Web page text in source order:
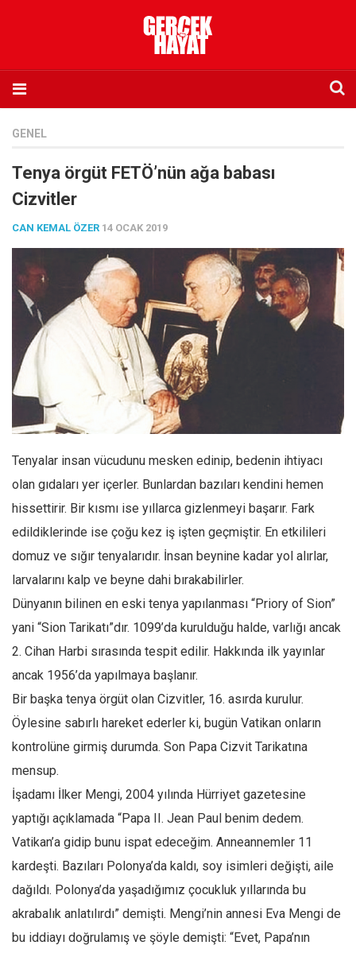
Künye
İletişim
Abone olmak istiyorum
Satış noktası listesi
Eksik sayıların temini
Sosyal Medya
Twitter
Facebook
Instagram
Kemal Özer
Mahmut Toptaş
Yvonne Ridley
Barış Tarımcıoğlu
Ömer Kayani
Yusuf Armağan
Hasanali Yıldırım
Leyla Şerif Emin
Selçuk Türkyılmaz
Amina S. Jenenkovic
Bağdagül Öz
Esra Elönü
» Yazar arşivi
Bu Sayı
GENEL
Tenya örgüt FETÖ’nün ağa babası
Cizvitler
CAN KEMAL ÖZER 14 OCAK 2019
Tenyalar insan vücudunu mesken edinip, bedenin ihtiyacı
olan gıdaları yer içerler. Bunlardan bazıları kendini hemen
hissettirir. Bir kısmı ise yıllarca gizlenmeyi başarır. Fark
edildiklerinde ise çoğu kez iş işten geçmiştir. En etkilileri
domuz ve sığır tenyalarıdır. İnsan beynine kadar yol alırlar,
larvalarını kalp ve beyne dahi bırakabilirler.
Dünyanın bilinen en eski tenya yapılanması “Priory of Sion”
yani “Sion Tarikatı”dır. 1099’da kurulduğu halde, varlığı ancak
2. Cihan Harbi sırasında tespit edilir. Hakkında ilk yayınlar
ancak 1956’da yapılmaya başlanır.
Bir başka tenya örgüt olan Cizvitler, 16. asırda kurulur.
Öylesine sabırlı hareket ederler ki, bugün Vatikan onların
kontrolüne girmiş durumda. Son Papa Cizvit Tarikatına
mensup.
İşadamı İlker Mengi, 2004 yılında Hürriyet gazetesine
yaptığı açıklamada “Papa II. Jean Paul benim dedem.
Vatikan’a gidip bunu ispat edeceğim. Anneannemler 11
kardeşti. Bazıları Polonya’da kaldı, soy isimleri değişti, aile
dağıldı. Polonya’da yaşadığımız çocukluk yıllarında bu
akrabalık anlatılırdı” demişti. Mengi’nin annesi Eva Mengi de
bu iddiayı doğrulamış ve şöyle demişti: “Evet, Papa’nın